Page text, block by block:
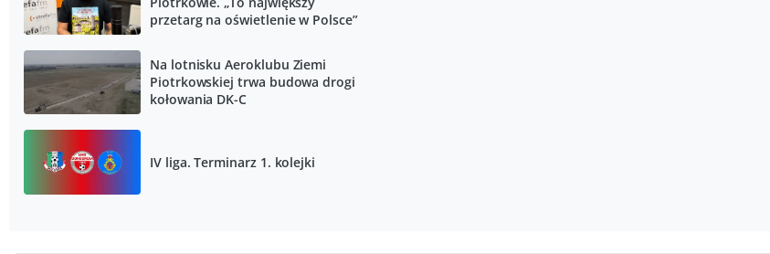
przetarg na oświetlenie w Polsce”
Na lotnisku Aeroklubu Ziemi
Piotrkowskiej trwa budowa drogi
kołowania DK-C
IV liga. Terminarz 1. kolejki